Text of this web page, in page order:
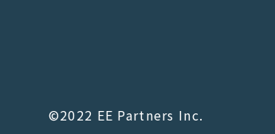
©2022 EE Partners Inc.